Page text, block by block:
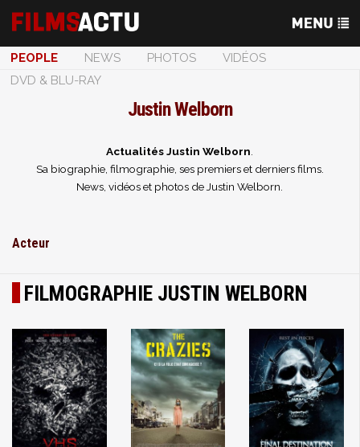
PEOPLE NEWS PHOTOS
VIDÉOS
DVD & BLU-RAY
Justin Welborn
Actualités Justin Welborn
Sa biographie, filmographie, ses premiers et derniers films.
News, vidéos et photos de Justin Welborn.
Acteur
FILMOGRAPHIE JUSTIN WELBORN